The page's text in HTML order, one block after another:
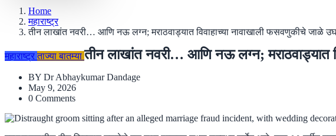
Home
महाराष्ट्र
तीन लाखांत नवरी… आणि नऊ लग्न; मराठवाड्यात विवाहाच्या नावाखाली फसवणुकीचे जाळे
महाराष्ट्र ताज्या बातम्या तीन लाखांत नवरी… आणि नऊ लग्न; मराठवाड्यात
BY Dr Abhaykumar Dandage
May 9, 2026
0 Comments